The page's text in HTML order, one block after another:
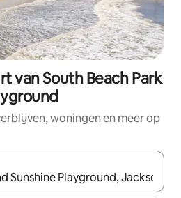
van South Beach Park
woningen en meer op
zijn, maak je een keuze